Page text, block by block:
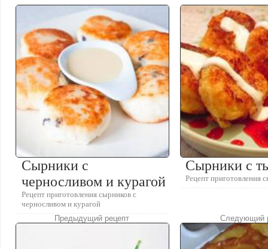
Сырники с
черносливом и курагой
Рецепт приготовления сырников с
черносливом и курагой
Сырники с
Рецепт приготовления
Предыдущий рецепт Следующий